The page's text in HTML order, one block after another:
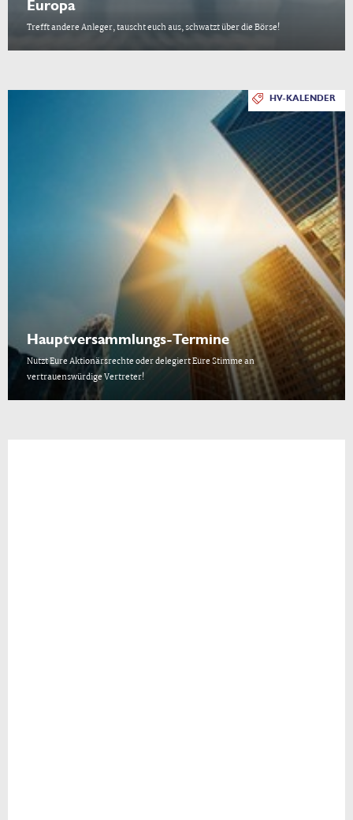
Europa
Trefft andere Anleger, tauscht euch aus, schwatzt über die Börse!
HV-KALENDER
Hauptversammlungs-Termine
Nutzt Eure Aktionärsrechte oder delegiert Eure Stimme an
vertrauenswürdige Vertreter!